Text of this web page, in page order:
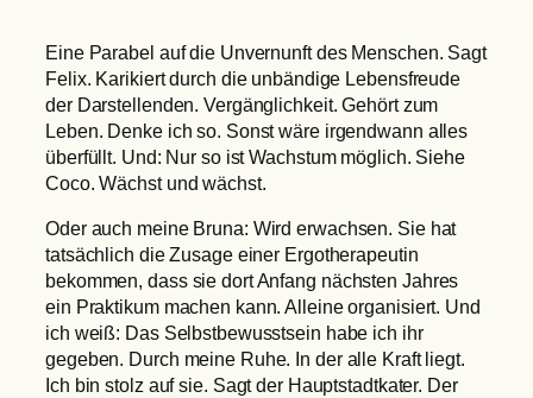
Eine Parabel auf die Unvernunft des Menschen. Sagt
Felix. Karikiert durch die unbändige Lebensfreude
der Darstellenden. Vergänglichkeit. Gehört zum
Leben. Denke ich so. Sonst wäre irgendwann alles
überfüllt. Und: Nur so ist Wachstum möglich. Siehe
Coco. Wächst und wächst.
Oder auch meine Bruna: Wird erwachsen. Sie hat
tatsächlich die Zusage einer Ergotherapeutin
bekommen, dass sie dort Anfang nächsten Jahres
ein Praktikum machen kann. Alleine organisiert. Und
ich weiß: Das Selbstbewusstsein habe ich ihr
gegeben. Durch meine Ruhe. In der alle Kraft liegt.
Ich bin stolz auf sie. Sagt der Hauptstadtkater. Der